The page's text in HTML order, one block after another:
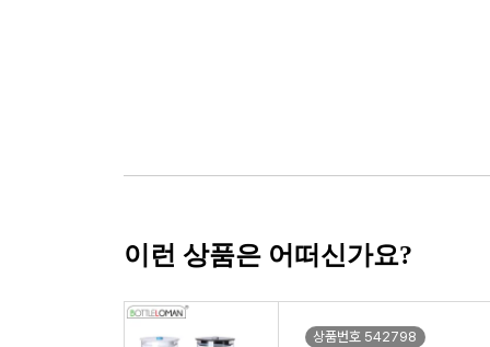
이런 상품은 어떠신가요?
상품번호 542798